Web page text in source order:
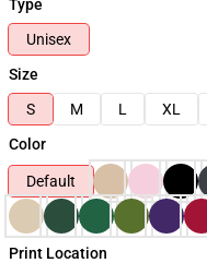
Type
Unisex
Size
S
M L XL
Color
Default
Print Location